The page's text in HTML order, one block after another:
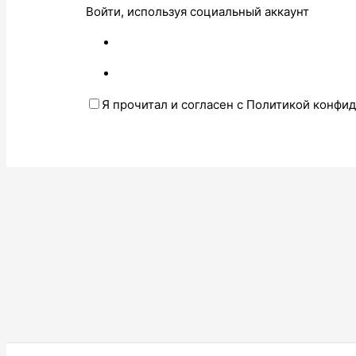
Войти, используя социальный аккаунт
Я прочитал и согласен с Политикой